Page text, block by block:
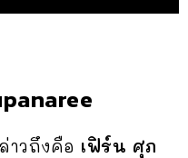
วถึงคือ เฟิร์น ศุภ